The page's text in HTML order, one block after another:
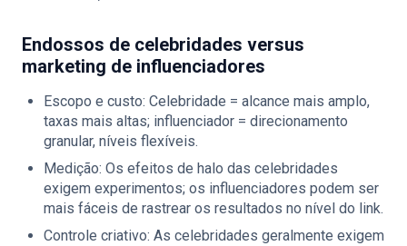
Endossos de celebridades versus
marketing de influenciadores
Escopo e custo: Celebridade = alcance mais amplo,
taxas mais altas; influenciador = direcionamento
granular, níveis flexíveis.
Medição: Os efeitos de halo das celebridades
exigem experimentos; os influenciadores podem ser
mais fáceis de rastrear os resultados no nível do link.
Controle criativo: As celebridades geralmente exigem